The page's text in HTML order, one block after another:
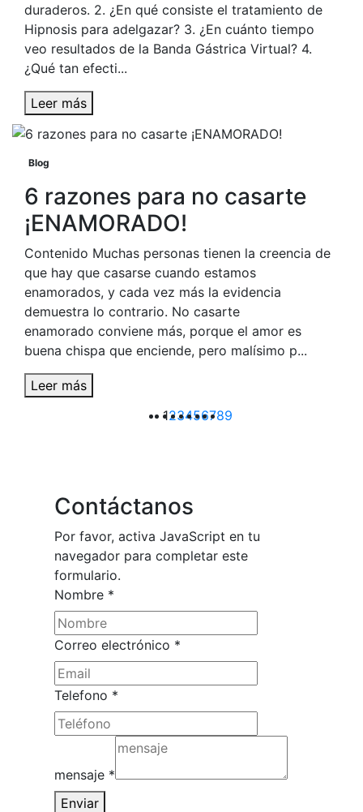
duraderos. 2. ¿En qué consiste el tratamiento de
Hipnosis para adelgazar? 3. ¿En cuánto tiempo
veo resultados de la Banda Gástrica Virtual? 4.
¿Qué tan efecti...
Leer más
Blog
6 razones para no casarte
¡ENAMORADO!
Contenido Muchas personas tienen la creencia de
que hay que casarse cuando estamos
enamorados, y cada vez más la evidencia
demuestra lo contrario. No casarte
enamorado conviene más, porque el amor es
buena chispa que enciende, pero malísimo p...
Leer más
123456789
Contáctanos
Por favor, activa JavaScript en tu
navegador para completar este
formulario.
Nombre *
Correo electrónico *
mensaje
Nombre
Correo
Telefono *
mensaje *
Enviar